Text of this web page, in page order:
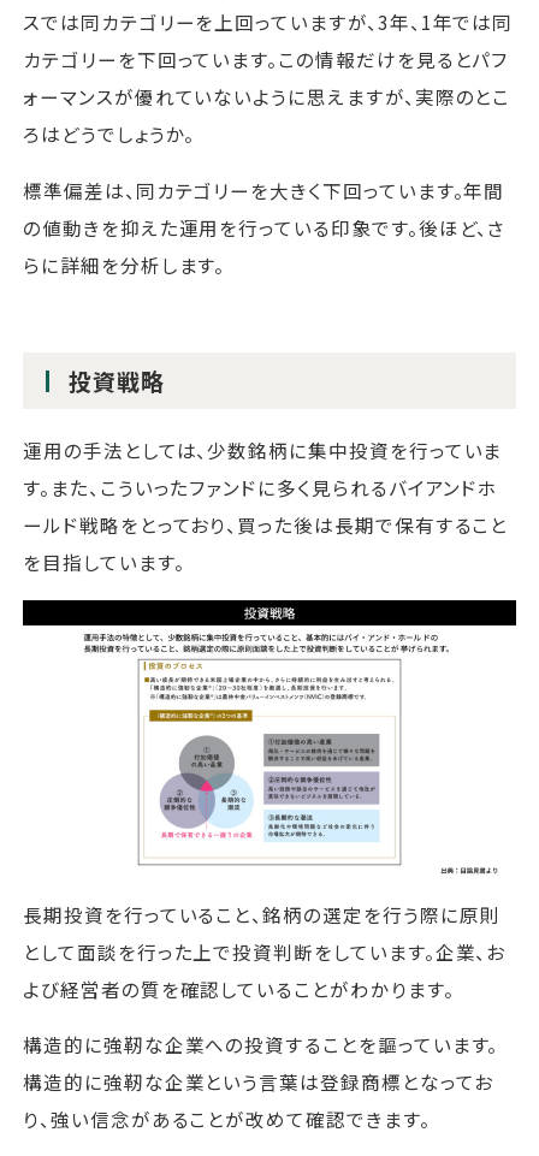
スでは同カテゴリーを上回っていますが、3年、1年では同
カテゴリーを下回っています。この情報だけを見るとパフ
ォーマンスが優れていないように思えますが、実際のとこ
ろはどうでしょうか。
標準偏差は、同カテゴリーを大きく下回っています。年間
の値動きを抑えた運用を行っている印象です。後ほど、さ
らに詳細を分析します。
投資戦略
運用の手法としては、少数銘柄に集中投資を行っていま
す。また、こういったファンドに多く見られるバイアンドホ
ールド戦略をとっており、買った後は長期で保有すること
を目指しています。
長期投資を行っていること、銘柄の選定を行う際に原則
として面談を行った上で投資判断をしています。企業、お
よび経営者の質を確認していることがわかります。
構造的に強靭な企業への投資することを謳っています。
構造的に強靭な企業という言葉は登録商標となってお
り、強い信念があることが改めて確認できます。